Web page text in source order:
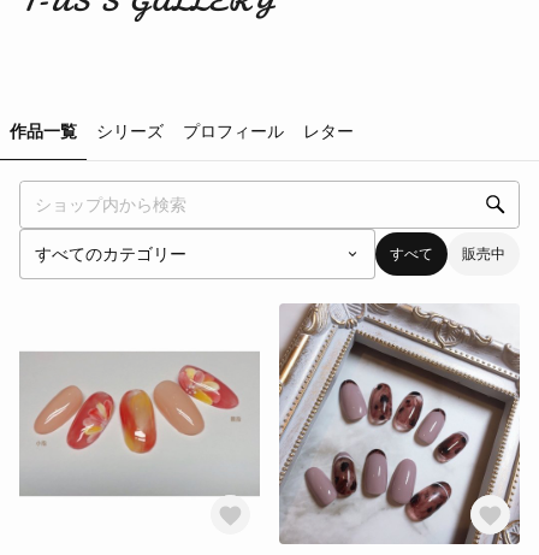
作品一覧 シリーズ プロフィール レター
すべて 販売中